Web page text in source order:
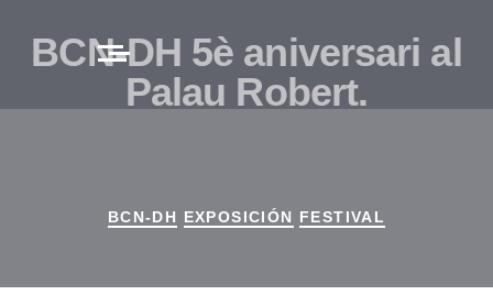
BCN-DH 5è aniversari al
Palau Robert.
BCN-DH EXPOSICIÓN FESTIVAL